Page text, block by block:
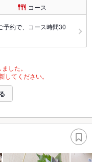
コース
予約で、コース時間30
した。
てください。